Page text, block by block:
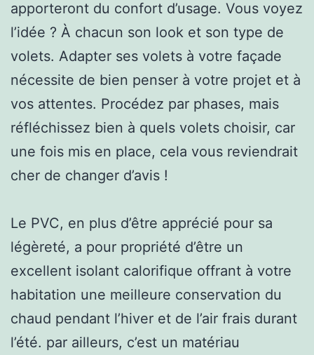
apporteront du confort d’usage. Vous voyez
l’idée ? À chacun son look et son type de
volets. Adapter ses volets à votre façade
nécessite de bien penser à votre projet et à
vos attentes. Procédez par phases, mais
réfléchissez bien à quels volets choisir, car
une fois mis en place, cela vous reviendrait
cher de changer d’avis !
Le PVC, en plus d’être apprécié pour sa
légèreté, a pour propriété d’être un
excellent isolant calorifique offrant à votre
habitation une meilleure conservation du
chaud pendant l’hiver et de l’air frais durant
l’été. par ailleurs, c’est un matériau